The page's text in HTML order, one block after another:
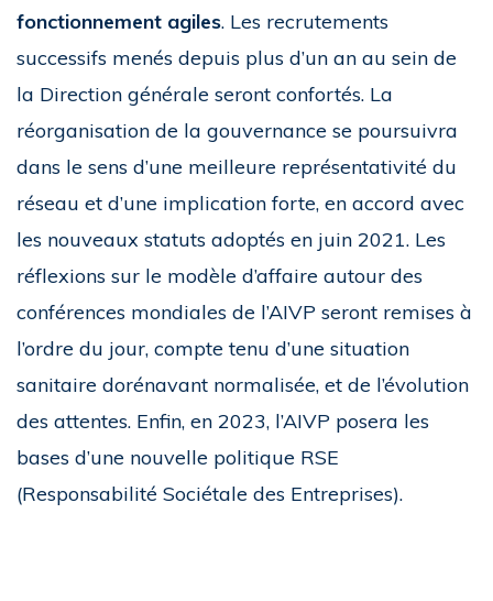
fonctionnement agiles. Les recrutements
successifs menés depuis plus d’un an au sein de
la Direction générale seront confortés. La
réorganisation de la gouvernance se poursuivra
dans le sens d’une meilleure représentativité du
réseau et d’une implication forte, en accord avec
les nouveaux statuts adoptés en juin 2021. Les
réflexions sur le modèle d’affaire autour des
conférences mondiales de l’AIVP seront remises à
l’ordre du jour, compte tenu d’une situation
sanitaire dorénavant normalisée, et de l’évolution
des attentes. Enfin, en 2023, l’AIVP posera les
bases d’une nouvelle politique RSE
(Responsabilité Sociétale des Entreprises).